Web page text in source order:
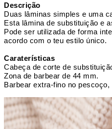
Descrição
Duas lâminas simples e uma
Esta lâmina de substituição e
Pode ser utilizada de forma
acordo com o teu estilo único.
Caraterísticas
Cabeça de corte de
Zona de barbear de 44 mm.
Barbear extra-fino no